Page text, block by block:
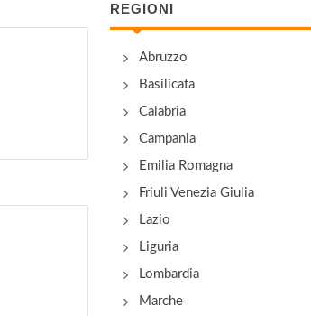
REGIONI
Abruzzo
Basilicata
Calabria
Campania
Emilia Romagna
Friuli Venezia Giulia
Lazio
Liguria
Lombardia
Marche